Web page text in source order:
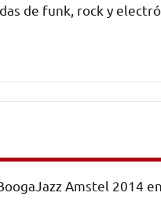
de funk, rock y
Amstel 2014